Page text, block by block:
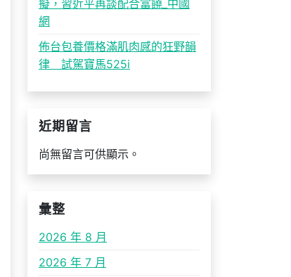
擬，習近平再談配合富饒_中國
網
佈台包養價格滿肌肉感的狂野韻
律 試駕寶馬525i
近期留言
尚無留言可供顯示。
彙整
2026 年 8 月
2026 年 7 月